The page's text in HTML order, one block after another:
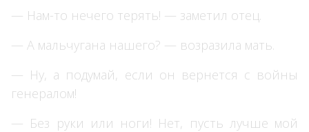
— Нам-то нечего терять! — заметил отец.
— А мальчугана нашего? — возразила мать.
— Ну, а подумай, если он вернется с войны
генералом!
— Без руки или ноги! Нет, пусть лучше мой